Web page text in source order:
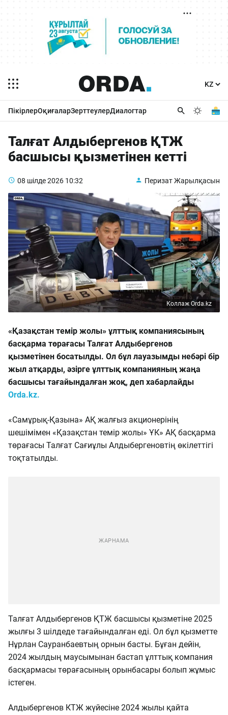
ПікірлерОқиғаларЗерттеулерДиалогтар
Талғат Алдыбергенов ҚТЖ
басшысы қызметінен кетті
08 шілде 2026 10:32 Перизат Жарылқасын
Коллаж Orda.kz
«Қазақстан темір жолы» ұлттық компаниясының
басқарма төрағасы Талғат Алдыбергенов
қызметінен босатылды. Ол бұл лауазымды небәрі бір
жыл атқарды, әзірге ұлттық компанияның жаңа
басшысы тағайындалған жоқ, деп хабарлайды
Orda.kz.
«Самұрық-Қазына» АҚ жалғыз акционерінің
шешімімен «Қазақстан темір жолы» ҰК» АҚ басқарма
төрағасы Талғат Сағиұлы Алдыбергеновтің өкілеттігі
тоқтатылды.
Талғат Алдыбергенов ҚТЖ басшысы қызметіне 2025
жылғы 3 шілдеде тағайындалған еді. Ол бұл қызметте
Нұрлан Сауранбаевтың орнын басты. Бұған дейін,
2024 жылдың маусымынан бастап ұлттық компания
басқармасы төрағасының орынбасары болып жұмыс
істеген.
Алдыбергенов КТЖ жүйесіне 2024 жылы қайта